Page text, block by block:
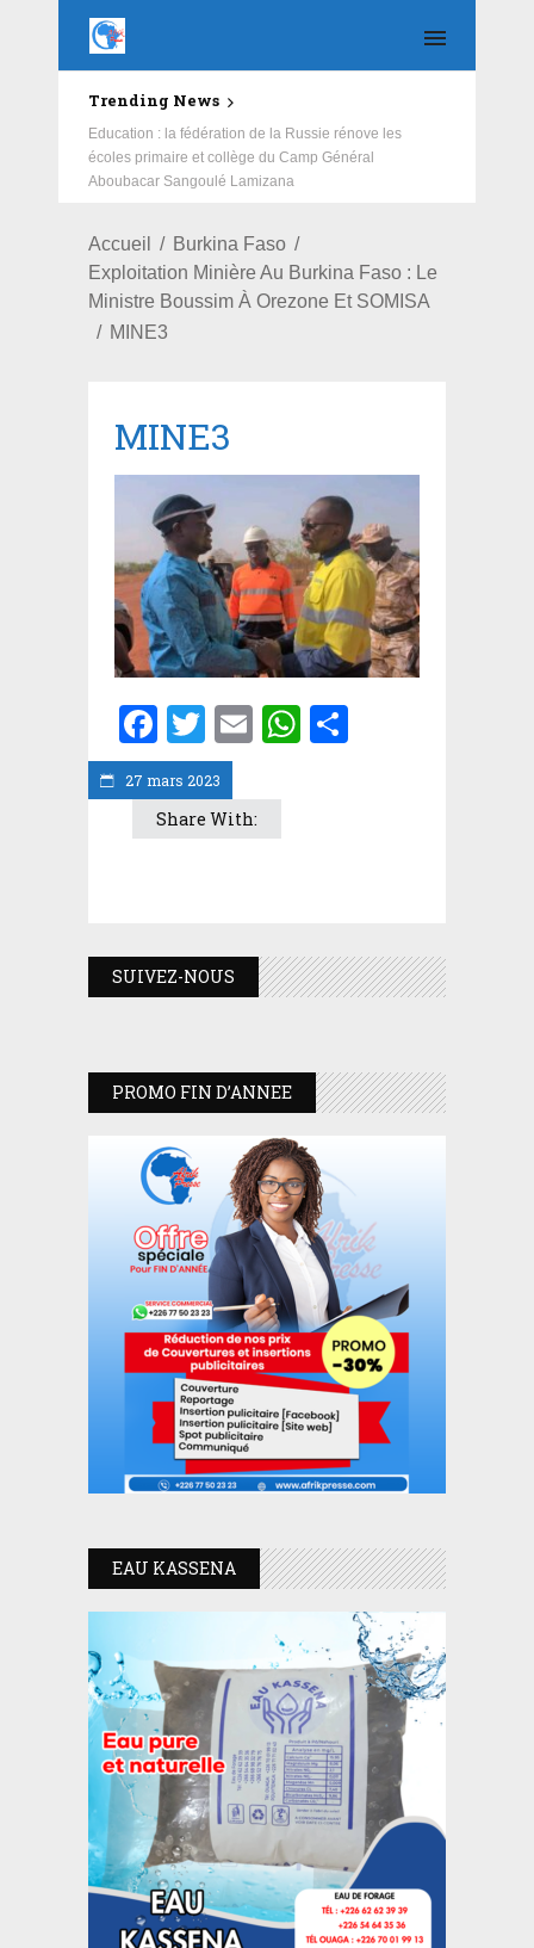
Trending News
Education : la fédération de la Russie rénove les
écoles primaire et collège du Camp Général
Aboubacar Sangoulé Lamizana
Accueil
Burkina Faso
Exploitation Minière Au Burkina Faso : Le
Ministre Boussim À Orezone Et SOMISA
MINE3
27 mars 2023
MINE3
Facebook
Twitter
EmailWhatsApp
Share With:
SUIVEZ-NOUS
PROMO FIN D’ANNEE
EAU KASSENA